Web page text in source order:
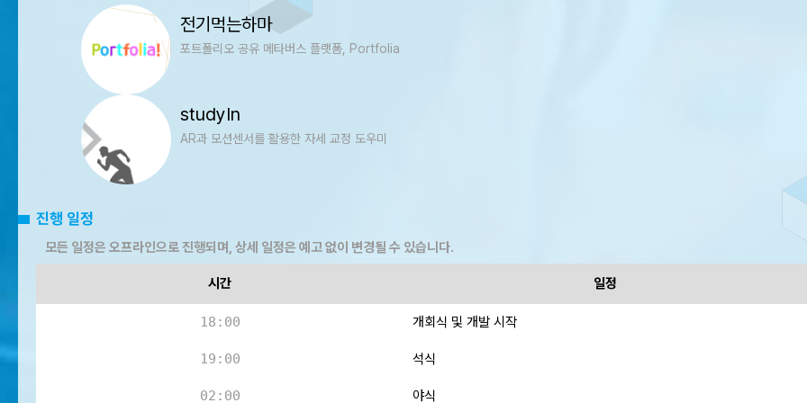
전기먹는하마
포트폴리오 공유 메타버스 플랫폼, Portfolia
studyIn
AR과 모션센서를 활용한 자세 교정 도우미
진행 일정
모든 일정은 오프라인으로 진행되며, 상세 일정은 예고 없이 변경될 수 있습니다.
시간 일정
18:00 개회식 및 개발 시작
19:00 석식
02:00 야식